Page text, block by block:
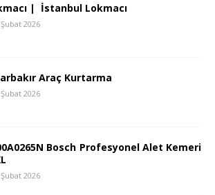
| İstanbul Lokmacı
2026
Araç Kurtarma
2026
Bosch Profesyonel Alet Kemeri
2026